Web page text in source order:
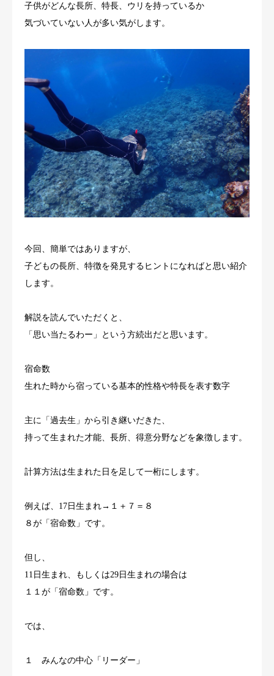
子供がどんな長所、特長、ウリを持っているか
気づいていない人が多い気がします。
今回、簡単ではありますが、
子どもの長所、特徴を発見するヒントになればと思い紹介
します。
解説を読んでいただくと、
「思い当たるわー」という方続出だと思います。
宿命数
生れた時から宿っている基本的性格や特長を表す数字
主に「過去生」から引き継いだきた、
持って生まれた才能、長所、得意分野などを象徴します。
計算方法は生まれた日を足して一桁にします。
例えば、17日生まれ→１＋７＝８
８が「宿命数」です。
但し、
11日生まれ、もしくは29日生まれの場合は
１１が「宿命数」です。
では、
１ みんなの中心「リーダー」